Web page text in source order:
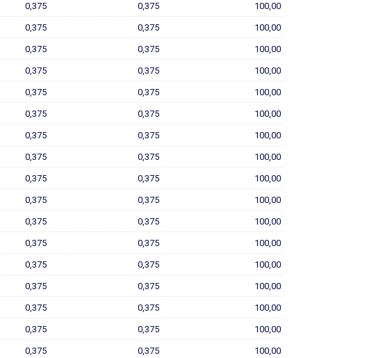
0,375 0,375 100,00
0,375 0,375 100,00
0,375 0,375 100,00
0,375 0,375 100,00
0,375 0,375 100,00
0,375 0,375 100,00
0,375 0,375 100,00
0,375 0,375 100,00
0,375 0,375 100,00
0,375 0,375 100,00
0,375 0,375 100,00
0,375 0,375 100,00
0,375 0,375 100,00
0,375 0,375 100,00
0,375 0,375 100,00
0,375 0,375 100,00
0,375 0,375 100,00